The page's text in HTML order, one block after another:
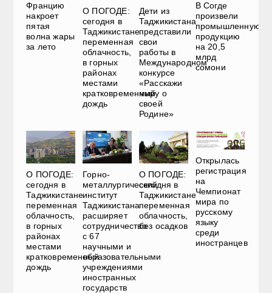
Францию
накроет
пятая
волна жары
за лето
О ПОГОДЕ:
сегодня в
Таджикистане
переменная
облачность,
в горных
районах
местами
кратковременный
дождь
Дети из
Таджикистана
представили
свои
работы в
Международном
конкурсе
«Расскажи
миру о
своей
Родине»
В Согде
произвели
промышленную
продукцию
на 20,5
млрд
сомони
О ПОГОДЕ:
сегодня в
Таджикистане
переменная
облачность,
в горных
районах
местами
кратковременный
дождь
Горно-
металлургический
институт
Таджикистана
расширяет
сотрудничество
с 67
научными и
образовательными
учреждениями
иностранных
государств
О ПОГОДЕ:
сегодня в
Таджикистане
переменная
облачность,
без осадков
Открылась
регистрация
на
Чемпионат
мира по
русскому
языку
среди
иностранцев